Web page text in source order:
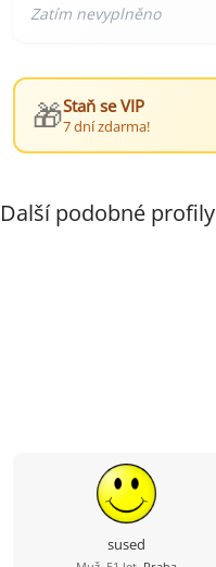
🎁Staň se VIP
7 dní zdarma!
Další podobné profily
sused